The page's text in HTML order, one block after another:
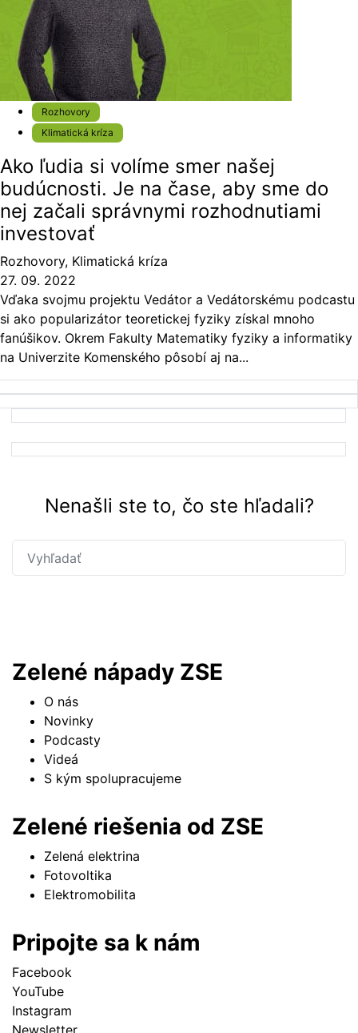
Rozhovory
Klimatická kríza
Ako ľudia si volíme smer našej
budúcnosti. Je na čase, aby sme do
nej začali správnymi rozhodnutiami
investovať
Rozhovory, Klimatická kríza
27. 09. 2022
Vďaka svojmu projektu Vedátor a Vedátorskému podcastu
si ako popularizátor teoretickej fyziky získal mnoho
fanúšikov. Okrem Fakulty Matematiky fyziky a informatiky
na Univerzite Komenského pôsobí aj na...
Nenašli ste to, čo ste hľadali?
Zelené nápady ZSE
O nás
Novinky
Podcasty
Videá
S kým spolupracujeme
Zelené riešenia od ZSE
Zelená elektrina
Fotovoltika
Elektromobilita
Pripojte sa k nám
Facebook
YouTube
Instagram